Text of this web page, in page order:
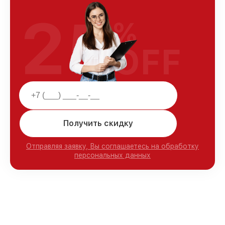
Получить скидку
Отправляя заявку, Вы соглашаетесь на обработку
персональных данных
25%
OFF